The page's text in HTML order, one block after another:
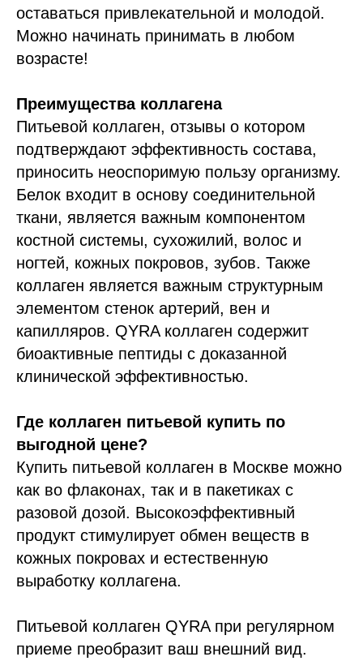
оставаться привлекательной и молодой.
Можно начинать принимать в любом
возрасте!
Преимущества коллагена
Питьевой коллаген, отзывы о котором
подтверждают эффективность состава,
приносить неоспоримую пользу организму.
Белок входит в основу соединительной
ткани, является важным компонентом
костной системы, сухожилий, волос и
ногтей, кожных покровов, зубов. Также
коллаген является важным структурным
элементом стенок артерий, вен и
капилляров. QYRA коллаген содержит
биоактивные пептиды с доказанной
клинической эффективностью.
Где коллаген питьевой купить по
выгодной цене?
Купить питьевой коллаген в Москве можно
как во флаконах, так и в пакетиках с
разовой дозой. Высокоэффективный
продукт стимулирует обмен веществ в
кожных покровах и естественную
выработку коллагена.
Питьевой коллаген QYRA при регулярном
приеме преобразит ваш внешний вид.